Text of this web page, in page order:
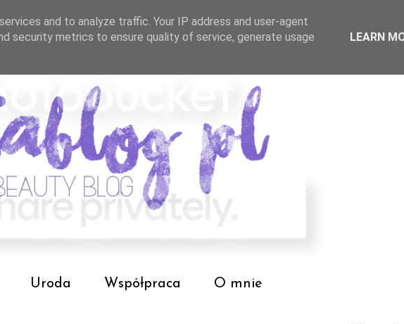
Uroda Współpraca O mnie
and to analyze traffic. Your IP address and user-agent
security metrics to ensure quality of service, generate usage
LEARN